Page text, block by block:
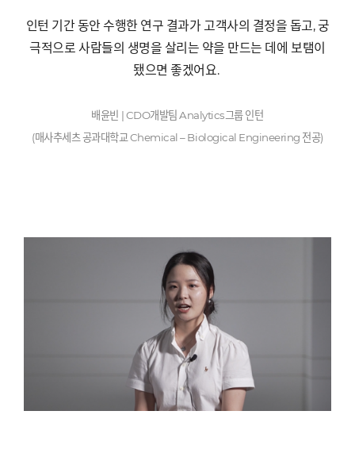
인턴 기간 동안 수행한 연구 결과가 고객사의 결정을 돕고,궁
극적으로 사람들의 생명을 살리는 약을 만드는 데에 보탬이
됐으면 좋겠어요.
배윤빈 | CDO개발팀Analytics그룹 인턴
(매사추세츠 공과대학교Chemical – Biological Engineering 전공)